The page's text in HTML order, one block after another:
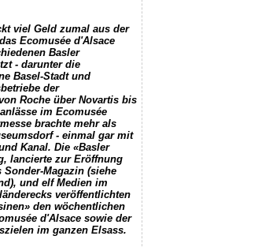
viel Geld zumal aus der
Ecomusée d'Alsace
Basler
- darunter die
Basel-Stadt und
der
Roche über Novartis bis
im Ecomusée
brachte mehr als
- einmal gar mit
Kanal. Die «Basler
lancierte zur Eröffnung
Magazin (siehe
und elf Medien im
veröffentlichten
den wöchentlichen
d'Alsace sowie der
im ganzen Elsass.